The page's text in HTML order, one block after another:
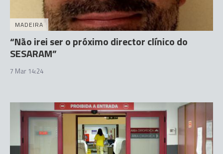
MADEIRA
“Não irei ser o próximo director clínico do
SESARAM”
7 Mar 14:24